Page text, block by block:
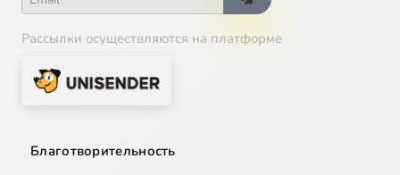
Рассылки осуществляются на платформе
Благотворительность